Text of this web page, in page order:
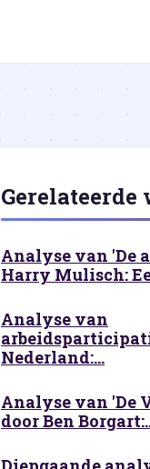
Gerelateerde
Analyse van 'De
Harry Mulisch:
Analyse van
Nederland:...
Analyse van 'De
door Ben